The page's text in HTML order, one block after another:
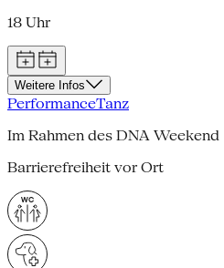
18 Uhr
Weitere Infos
PerformanceTanz
Im Rahmen des DNA Weekend
Barrierefreiheit vor Ort